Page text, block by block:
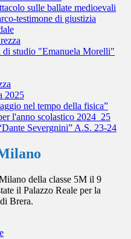
sulle ballate medioevali
testimone di giustizia
di studio "Emanuela Morelli"
2025
nel tempo della fisica”
l'anno scolastico 2024_25
Severgnini” A.S. 23-24
della classe 5M il 9
il Palazzo Reale per la
Brera.